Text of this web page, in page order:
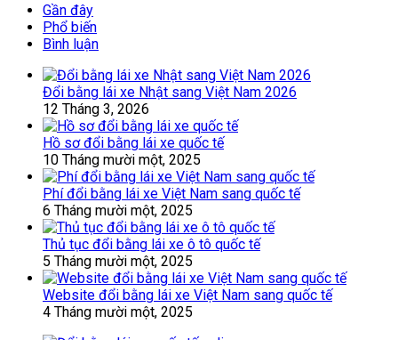
Gần đây
Phổ biến
Bình luận
Đổi bằng lái xe Nhật sang Việt Nam 2026
12 Tháng 3, 2026
Hồ sơ đổi bằng lái xe quốc tế
10 Tháng mười một, 2025
Phí đổi bằng lái xe Việt Nam sang quốc tế
6 Tháng mười một, 2025
Thủ tục đổi bằng lái xe ô tô quốc tế
5 Tháng mười một, 2025
Website đổi bằng lái xe Việt Nam sang quốc tế
4 Tháng mười một, 2025